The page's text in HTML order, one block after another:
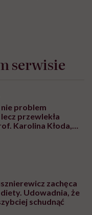
serwisie
nie problem
przewlekła
Karolina Kłoda,
zachęca
diety. Udowadnia, że
schudnąć